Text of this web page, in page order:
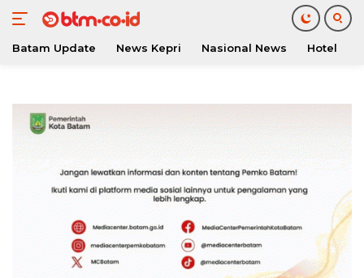
konten
Batam Update News Kepri Nasional News Hotel